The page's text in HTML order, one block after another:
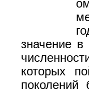
значение в
которых